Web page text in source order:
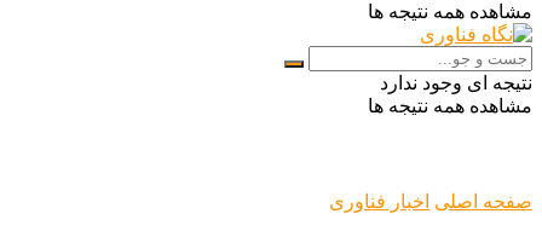
مشاهده همه نتیجه ها
نتیجه ای وجود ندارد
مشاهده همه نتیجه ها
صفحه اصلی اخبار فناوری